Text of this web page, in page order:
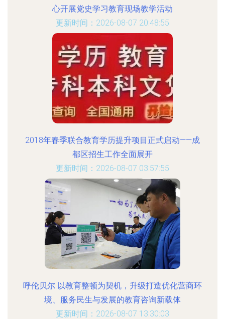
心开展党史学习教育现场教学活动
更新时间：2026-08-07 20:48:55
2018年春季联合教育学历提升项目正式启动——成
都区招生工作全面展开
更新时间：2026-08-07 03:57:55
呼伦贝尔 以教育整顿为契机，升级打造优化营商环
境、服务民生与发展的教育咨询新载体
更新时间：2026-08-07 13:30:03